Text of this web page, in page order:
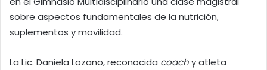
sobre aspectos fundamentales de la nutrición,
suplementos y movilidad.
La Lic. Daniela Lozano, reconocida coachy atleta